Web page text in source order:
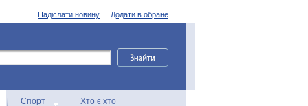
Додати в обране
Надіслати новину
Спорт Хто є хто